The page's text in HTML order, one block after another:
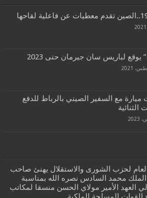
لباريس سان جيرمان حتى 2023
ميارة مع السفير الصيني بالرباط للدفع
الثنائية
العام لحزب الشورى والاستقلال يهنئ صاحب
الملك محمد السادس نصره الله بمناسبة
العهد الأمير مولاي الحسن منسقا لمكاتب